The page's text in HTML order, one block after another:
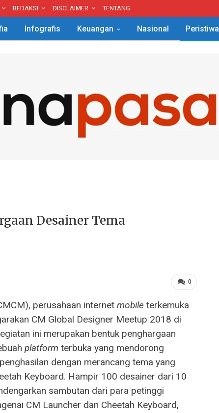
REDAKSI DISCLAIMER TENTANG
Infografis Keuangan Nasional Peristiwa
Desainer Tema
0
perusahaan internet mobile terkemuka
CM Global Designer Meetup 2018 di
ini merupakan bentuk penghargaan
platform terbuka yang mendorong
dengan merancang tema yang
Keyboard. Hampir 100 desainer dari 10
sambutan dari para petinggi
CM Launcher dan Cheetah Keyboard,